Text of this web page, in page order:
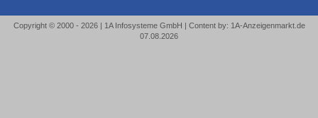
Copyright © 2000 - 2026 | 1A Infosysteme GmbH | Content by: 1A-Anzeigenmarkt.de
07.08.2026